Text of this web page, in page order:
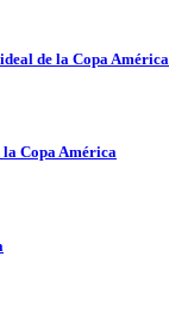
de la Copa América
la Copa América